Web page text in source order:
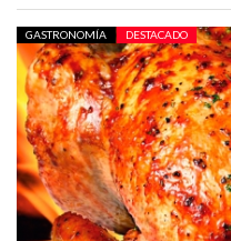
GASTRONOMÍA DESTACADO